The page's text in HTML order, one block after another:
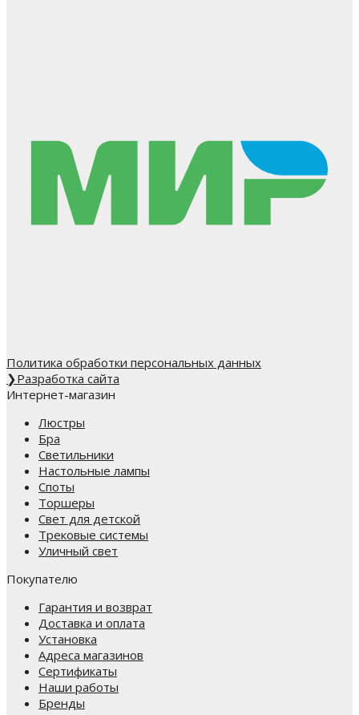
Политика обработки персональных данных
❯Разработка сайта
Интернет-магазин
Люстры
Бра
Светильники
Настольные лампы
Споты
Торшеры
Свет для детской
Трековые системы
Уличный свет
Покупателю
Гарантия и возврат
Доставка и оплата
Установка
Адреса магазинов
Сертификаты
Наши работы
Бренды